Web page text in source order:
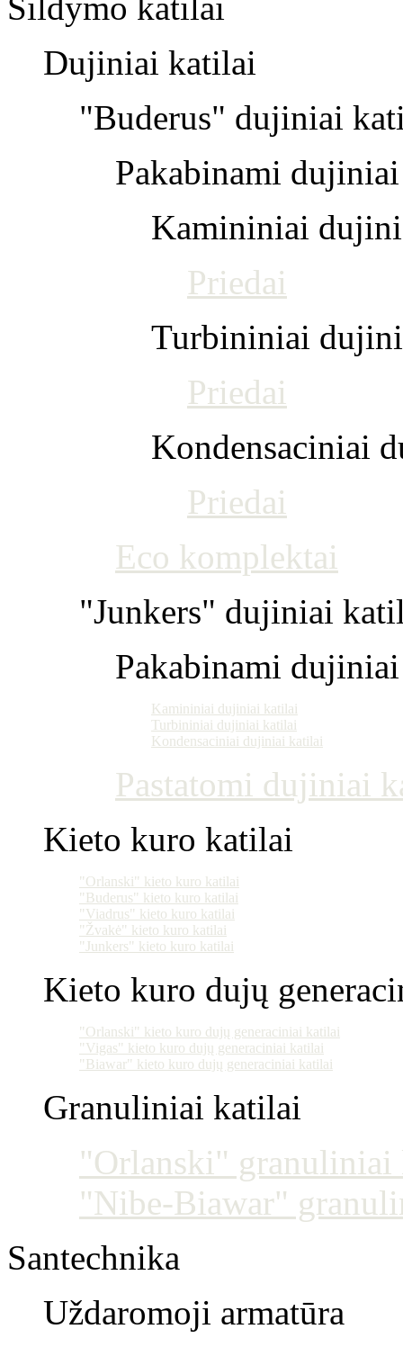
Šildymo katilai
Dujiniai katilai
"Buderus" dujiniai
Pakabinami
Kamininiai
Priedai
Turbininiai
Priedai
Kondensaciniai
Priedai
Eco komplektai
"Junkers" dujiniai
Pakabinami
Kamininiai dujiniai katilai
Turbininiai dujiniai katilai
Kondensaciniai dujiniai katilai
Pastatomi dujiniai
Kieto kuro katilai
"Orlanski" kieto kuro katilai
"Buderus" kieto kuro katilai
"Viadrus" kieto kuro katilai
"Žvakė" kieto kuro katilai
"Junkers" kieto kuro katilai
Kieto kuro dujų
"Orlanski" kieto kuro dujų generaciniai katilai
"Vigas" kieto kuro dujų generaciniai katilai
"Biawar" kieto kuro dujų generaciniai katilai
Granuliniai katilai
"Orlanski" granuliniai
"Nibe-Biawar"
Santechnika
Uždaromoji armatūra